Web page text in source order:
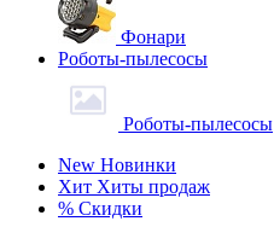
Фонари
Роботы-пылесосы
Роботы-пылесосы
New Новинки
Хит Хиты продаж
% Скидки